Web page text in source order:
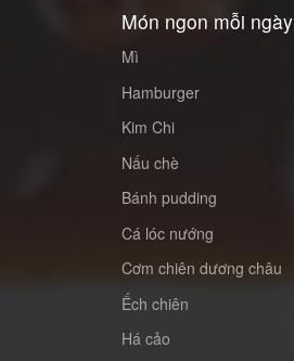
Món ngon mỗi ngày
Mì
Hamburger
Kim Chi
Nấu chè
Bánh pudding
Cá lóc nướng
Cơm chiên dương châu
Ếch chiên
Há cảo